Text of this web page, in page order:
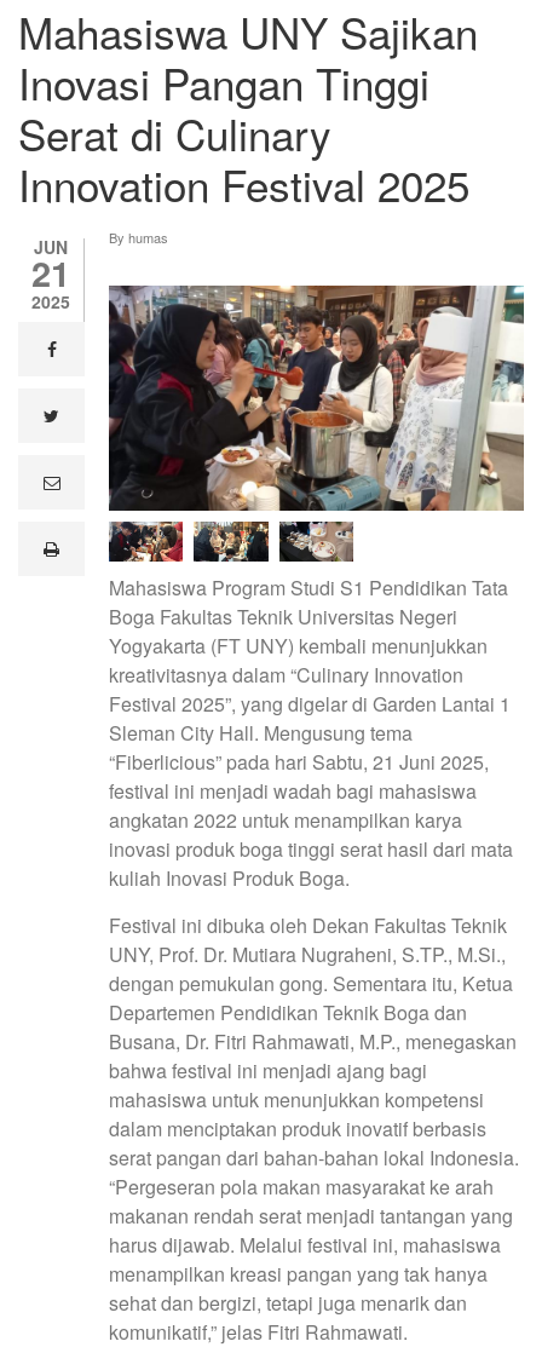
Mahasiswa UNY Sajikan
Inovasi Pangan Tinggi
Serat di Culinary
Innovation Festival 2025
JUN
21
2025
facebook
e
lprint
By humas
Mahasiswa Program Studi S1 Pendidikan Tata
Boga Fakultas Teknik Universitas Negeri
Yogyakarta (FT UNY) kembali menunjukkan
kreativitasnya dalam “Culinary Innovation
Festival 2025”, yang digelar di Garden Lantai 1
Sleman City Hall. Mengusung tema
“Fiberlicious” pada hari Sabtu, 21 Juni 2025,
festival ini menjadi wadah bagi mahasiswa
angkatan 2022 untuk menampilkan karya
inovasi produk boga tinggi serat hasil dari mata
kuliah Inovasi Produk Boga.
Festival ini dibuka oleh Dekan Fakultas Teknik
UNY, Prof. Dr. Mutiara Nugraheni, S.TP., M.Si.,
dengan pemukulan gong. Sementara itu, Ketua
Departemen Pendidikan Teknik Boga dan
Busana, Dr. Fitri Rahmawati, M.P., menegaskan
bahwa festival ini menjadi ajang bagi
mahasiswa untuk menunjukkan kompetensi
dalam menciptakan produk inovatif berbasis
serat pangan dari bahan-bahan lokal Indonesia.
“Pergeseran pola makan masyarakat ke arah
makanan rendah serat menjadi tantangan yang
harus dijawab. Melalui festival ini, mahasiswa
menampilkan kreasi pangan yang tak hanya
sehat dan bergizi, tetapi juga menarik dan
komunikatif,” jelas Fitri Rahmawati.